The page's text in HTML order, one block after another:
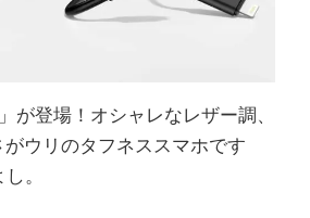
」が登場！オシャレなレザー調、
ウリのタフネススマホです
。